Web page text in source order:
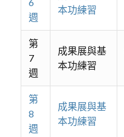
週
本功練習
第
7
週
成果展與基
本功練習
第
8
週
成果展與基
本功練習